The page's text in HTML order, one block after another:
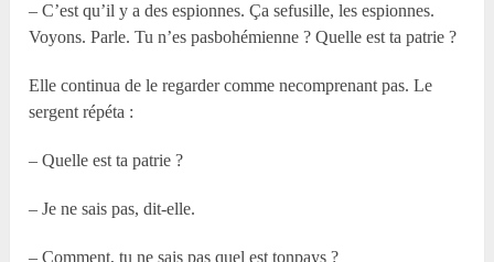
– C’est qu’il y a des espionnes. Ça sefusille, les espionnes.
Voyons. Parle. Tu n’es pasbohémienne ? Quelle est ta patrie ?
Elle continua de le regarder comme necomprenant pas. Le
sergent répéta :
– Quelle est ta patrie ?
– Je ne sais pas, dit-elle.
– Comment, tu ne sais pas quel est tonpays ?